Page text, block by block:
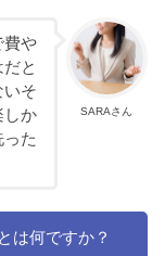
SARAさん
費や
と
いそ
しか
た
は何ですか？